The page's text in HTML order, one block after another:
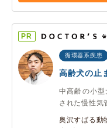
PR
循環器系疾患
高齢犬の止
中高齢の小
された慢性気
奥沢すばる動